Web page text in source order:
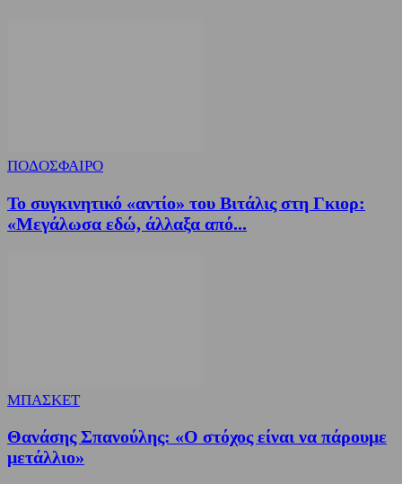
ΠΟΔΟΣΦΑΙΡΟ
Το συγκινητικό «αντίο» του Βιτάλις στη Γκιορ:
«Μεγάλωσα εδώ, άλλαξα από...
ΜΠΑΣΚΕΤ
Θανάσης Σπανούλης: «Ο στόχος είναι να πάρουμε
μετάλλιο»